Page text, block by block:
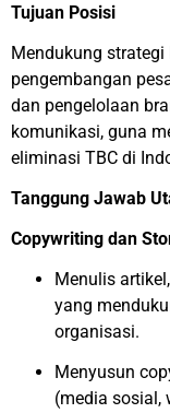
Tujuan Posisi
Mendukung
pengembangan
dan pengelolaan
komunikasi, guna
eliminasi TBC di
Tanggung Jawab
Copywriting dan
Menulis
yang
organisasi.
Menyusun
(media sosial,